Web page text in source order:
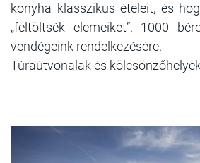
konyha klasszikus ételeit, és
„feltöltsék elemeiket”. 1000
vendégeink rendelkezésére.
Túraútvonalak és kölcsönzőhelyek